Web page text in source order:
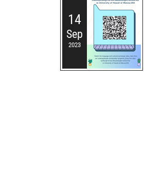
14
Sep
2023